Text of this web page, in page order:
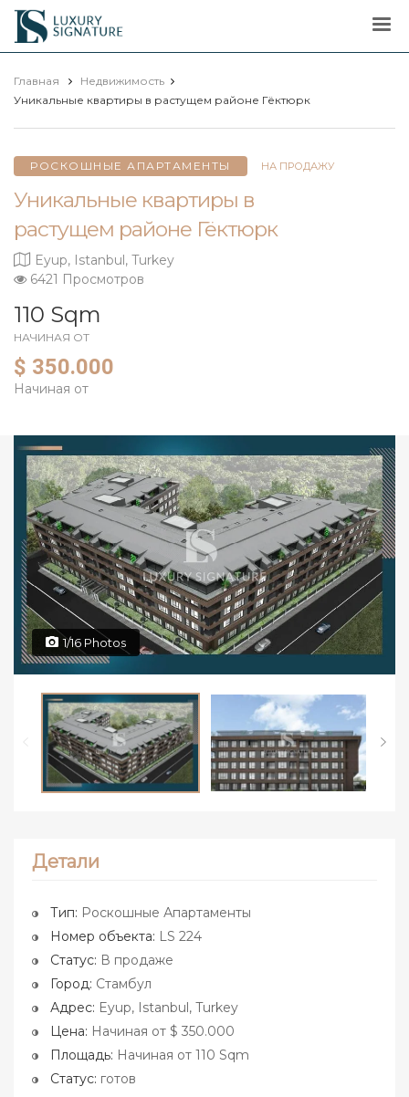
Luxury
Signature
Главная
Недвижимость
Уникальные квартиры в растущем районе Гёктюрк
РОСКОШНЫЕ АПАРТАМЕНТЫ НА ПРОДАЖУ
Уникальные квартиры в
растущем районе Гёктюрк
Eyup, Istanbul, Turkey
6421 Просмотров
110 Sqm
НАЧИНАЯ ОТ
$ 350.000
Начиная от
1/16 Photos
Детали
Тип: Роскошные Апартаменты
Номер объекта: LS 224
Статус: В продаже
Город: Стамбул
Адрес: Eyup, Istanbul, Turkey
Цена: Начиная от $ 350.000
Площадь: Начиная от 110 Sqm
Статус: готов